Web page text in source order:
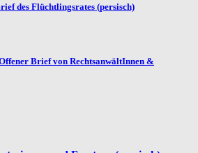
des Flüchtlingsrates (persisch)
Brief von RechtsanwältInnen &